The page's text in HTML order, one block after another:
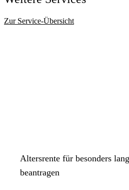
Freitag
08:00 Uhrbis
Zur Service-Übersicht
Altersrente für besonders
beantragen